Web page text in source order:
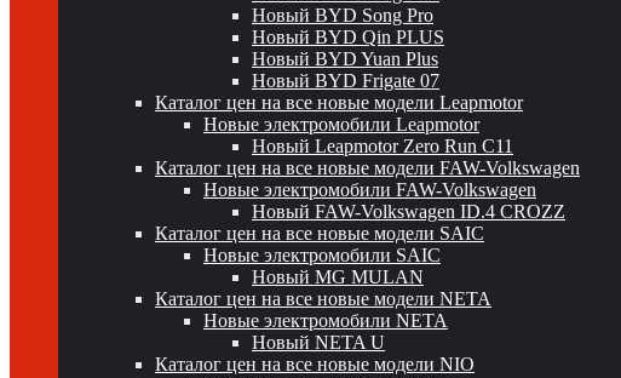
Новый BYD Song Pro
Новый BYD Qin PLUS
Новый BYD Yuan Plus
Новый BYD Frigate 07
Каталог цен на все новые модели Leapmotor
Новые электромобили Leapmotor
Новый Leapmotor Zero Run C11
Каталог цен на все новые модели FAW-Volkswagen
Новые электромобили FAW-Volkswagen
Новый FAW-Volkswagen ID.4 CROZZ
Каталог цен на все новые модели SAIC
Новые электромобили SAIC
Новый MG MULAN
Каталог цен на все новые модели NETA
Новые электромобили NETA
Новый NETA U
Каталог цен на все новые модели NIO